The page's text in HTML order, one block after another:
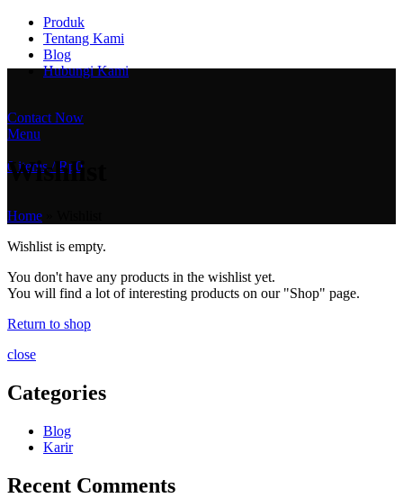
Produk
Tentang Kami
Blog
Hubungi Kami
Contact Now
Menu
0 items / Rp 0
Wishlist
Home
Wishlist is empty.
You don't have any products in the wishlist yet.
You will find a lot of interesting products on our "Shop" page.
Return to shop
close
Categories
Blog
Karir
Recent Comments